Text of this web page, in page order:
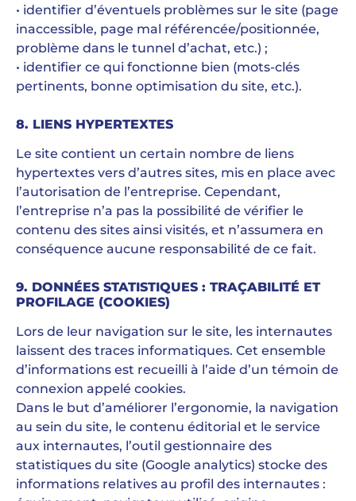
• identifier d’éventuels problèmes sur le site (page
inaccessible, page mal référencée/positionnée,
problème dans le tunnel d’achat, etc.) ;
• identifier ce qui fonctionne bien (mots-clés
pertinents, bonne optimisation du site, etc.).
8. LIENS HYPERTEXTES
Le site contient un certain nombre de liens
hypertextes vers d’autres sites, mis en place avec
l’autorisation de l’entreprise. Cependant,
l’entreprise n’a pas la possibilité de vérifier le
contenu des sites ainsi visités, et n’assumera en
conséquence aucune responsabilité de ce fait.
9. DONNÉES STATISTIQUES : TRAÇABILITÉ ET
PROFILAGE (COOKIES)
Lors de leur navigation sur le site, les internautes
laissent des traces informatiques. Cet ensemble
d’informations est recueilli à l’aide d’un témoin de
connexion appelé cookies.
Dans le but d’améliorer l’ergonomie, la navigation
au sein du site, le contenu éditorial et le service
aux internautes, l’outil gestionnaire des
statistiques du site (Google analytics) stocke des
informations relatives au profil des internautes :